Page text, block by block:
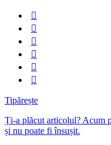
Tipărește
Ți-a plăcut articolul? Acum
și nu poate fi însușit.